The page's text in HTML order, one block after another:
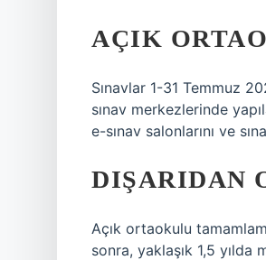
AÇIK
Sınavlar 1-31 Temmuz
sınav merkezlerinde
e-sınav salonlarını ve
DIŞARIDAN
Açık ortaokulu
sonra, yaklaşık 1,5 yılda